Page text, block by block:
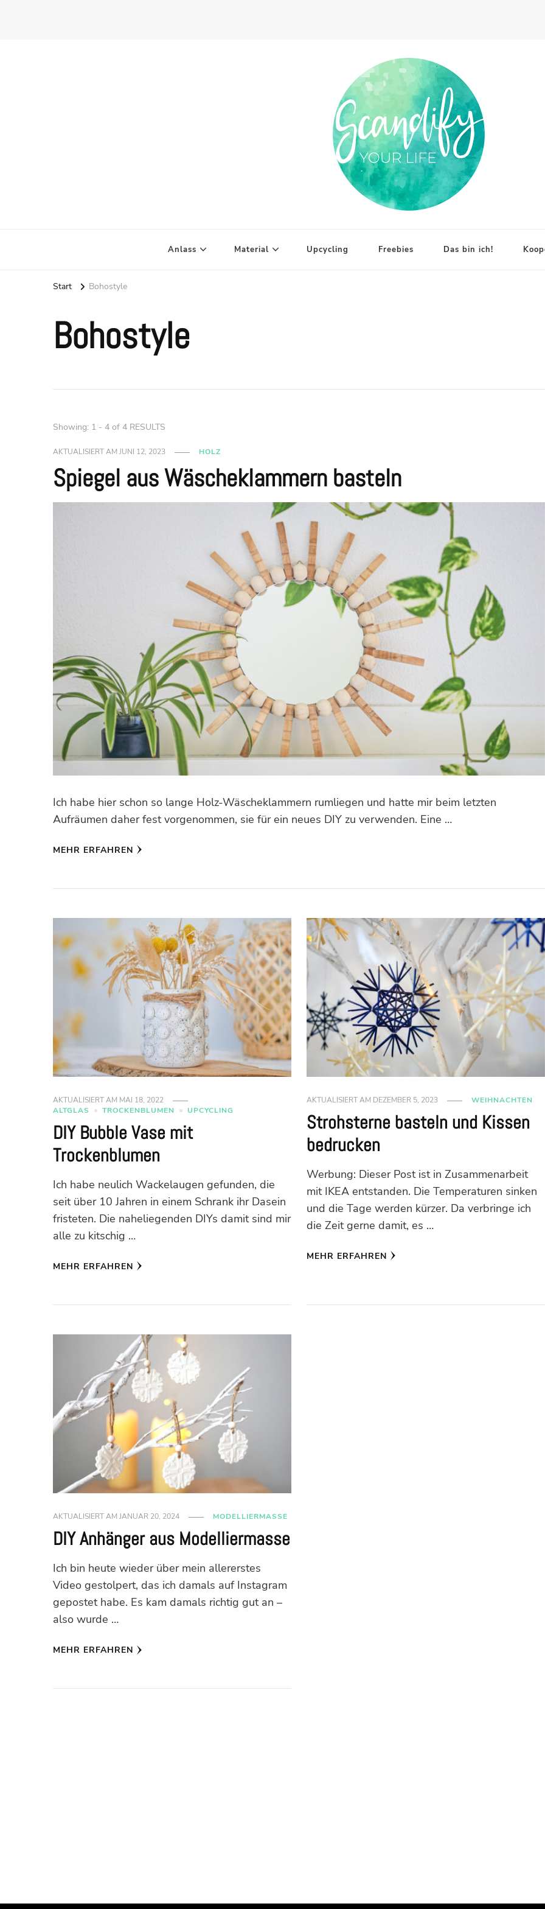
Anlass Material Upcycling Freebies Das bin ich!
Start Bohostyle
Bohostyle
Showing: 1 - 4 of 4 RESULTS
AKTUALISIERT AMJUNI 12, 2023 HOLZ
Spiegel aus Wäscheklammern basteln
Ich habe hier schon so lange Holz-Wäscheklammern rumliegen und hatte mir beim letzten
Aufräumen daher fest vorgenommen, sie für ein neues DIY zu verwenden. Eine …
MEHR ERFAHREN
AKTUALISIERT AM MAI 18, 2022
ALTGLAS
TROCKENBLUMEN UPCYCLING
DIY Bubble Vase mit
Trockenblumen
Ich habe neulich Wackelaugen gefunden, die
seit über 10 Jahren in einem Schrank ihr Dasein
fristeten. Die naheliegenden DIYs damit sind mir
alle zu kitschig …
MEHR ERFAHREN
AKTUALISIERT AM DEZEMBER 5, 2023 WEIHNACHTEN
Strohsterne basteln und Kissen
bedrucken
Werbung: Dieser Post ist in Zusammenarbeit
mit IKEA entstanden. Die Temperaturen sinken
und die Tage werden kürzer. Da verbringe ich
die Zeit gerne damit, es …
MEHR ERFAHREN
AKTUALISIERT AMJANUAR 20, 2024 MODELLIERMASSE
DIY Anhänger aus Modelliermasse
Ich bin heute wieder über mein allererstes
Video gestolpert, das ich damals auf Instagram
gepostet habe. Es kam damals richtig gut an –
also wurde …
MEHR ERFAHREN